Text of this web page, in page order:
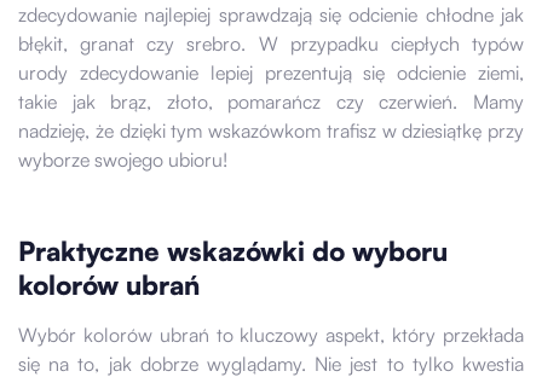
zdecydowanie najlepiej sprawdzają się odcienie chłodne jak
błękit, granat czy srebro. W przypadku ciepłych typów
urody zdecydowanie lepiej prezentują się odcienie ziemi,
takie jak brąz, złoto, pomarańcz czy czerwień. Mamy
nadzieję, że dzięki tym wskazówkom trafisz w dziesiątkę przy
wyborze swojego ubioru!
Praktyczne wskazówki do wyboru
kolorów ubrań
Wybór kolorów ubrań to kluczowy aspekt, który przekłada
się na to, jak dobrze wyglądamy. Nie jest to tylko kwestia